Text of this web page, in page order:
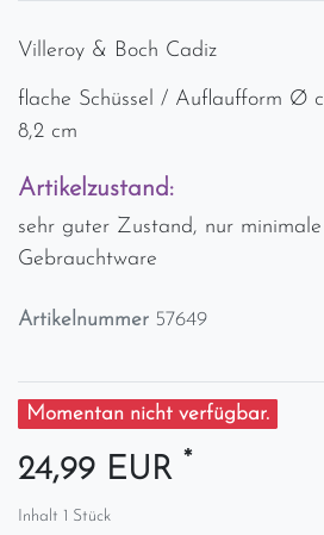
Villeroy & Boch Cadiz
flache Schüssel / Auflaufform Ø
8,2 cm
Artikelzustand:
sehr guter Zustand, nur
Gebrauchtware
Artikelnummer 57649
Momentan nicht verfügbar.
24,99 EUR *
Inhalt 1 Stück